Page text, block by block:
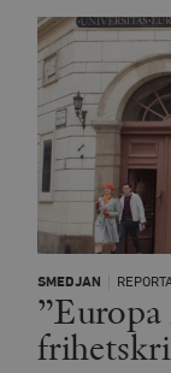
SMEDJAN